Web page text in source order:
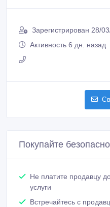
Зарегистрирован 28/
Активность 6 дн. назад
Покупайте безопасно
Не платите продавцу
услуги
Встречайтесь с